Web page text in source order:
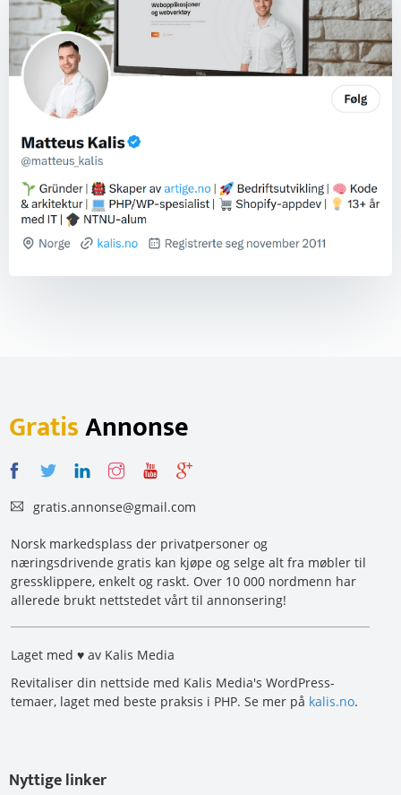
GratisAnnonse
gratis.annonse@gmail.com
Norsk markedsplass der privatpersoner og
næringsdrivende gratis kan kjøpe og selge alt fra møbler til
gressklippere, enkelt og raskt. Over 10 000 nordmenn har
allerede brukt nettstedet vårt til annonsering!
Laget med ♥ av Kalis Media
Revitaliser din nettside med Kalis Media's WordPress-
temaer, laget med beste praksis i PHP. Se mer på kalis.no.
Nyttige linker